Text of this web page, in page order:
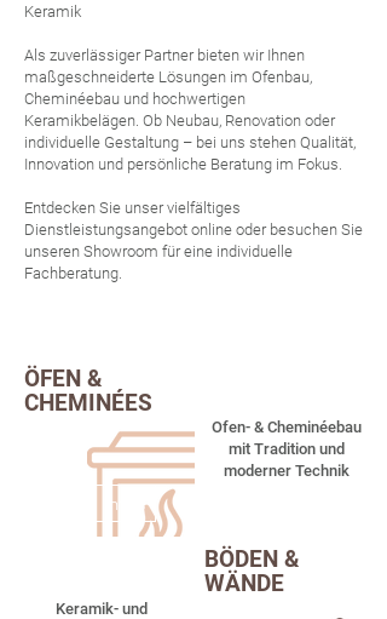
Keramik
Als zuverlässiger Partner bieten wir Ihnen
maßgeschneiderte Lösungen im Ofenbau,
Cheminéebau und hochwertigen
Keramikbelägen. Ob Neubau, Renovation oder
individuelle Gestaltung – bei uns stehen Qualität,
Innovation und persönliche Beratung im Fokus.
Entdecken Sie unser vielfältiges
Dienstleistungsangebot online oder besuchen Sie
unseren Showroom für eine individuelle
Fachberatung.
ÖFEN &
CHEMINÉES
Mehr Infos
Ofen- & Cheminéebau
mit Tradition und
moderner Technik
Keramik- und
BÖDEN &
WÄNDE